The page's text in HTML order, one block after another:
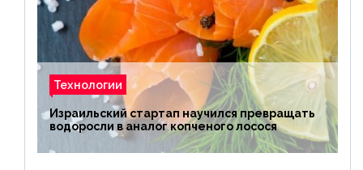
Технологии
Израильский стартап научился превращать
водоросли в аналог копченого лосося